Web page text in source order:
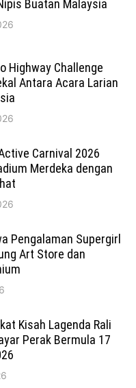
Buatan Malaysia
Highway Challenge
Antara Acara Larian
Carnival 2026
Merdeka dengan
Pengalaman Supergirl
Art Store dan
Kisah Lagenda Rali
Perak Bermula 17